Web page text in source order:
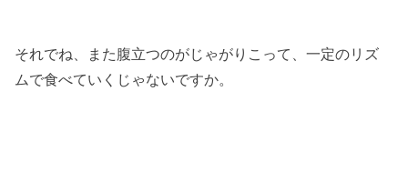
それでね、また腹立つのがじゃがりこって、一定のリズ
ムで食べていくじゃないですか。